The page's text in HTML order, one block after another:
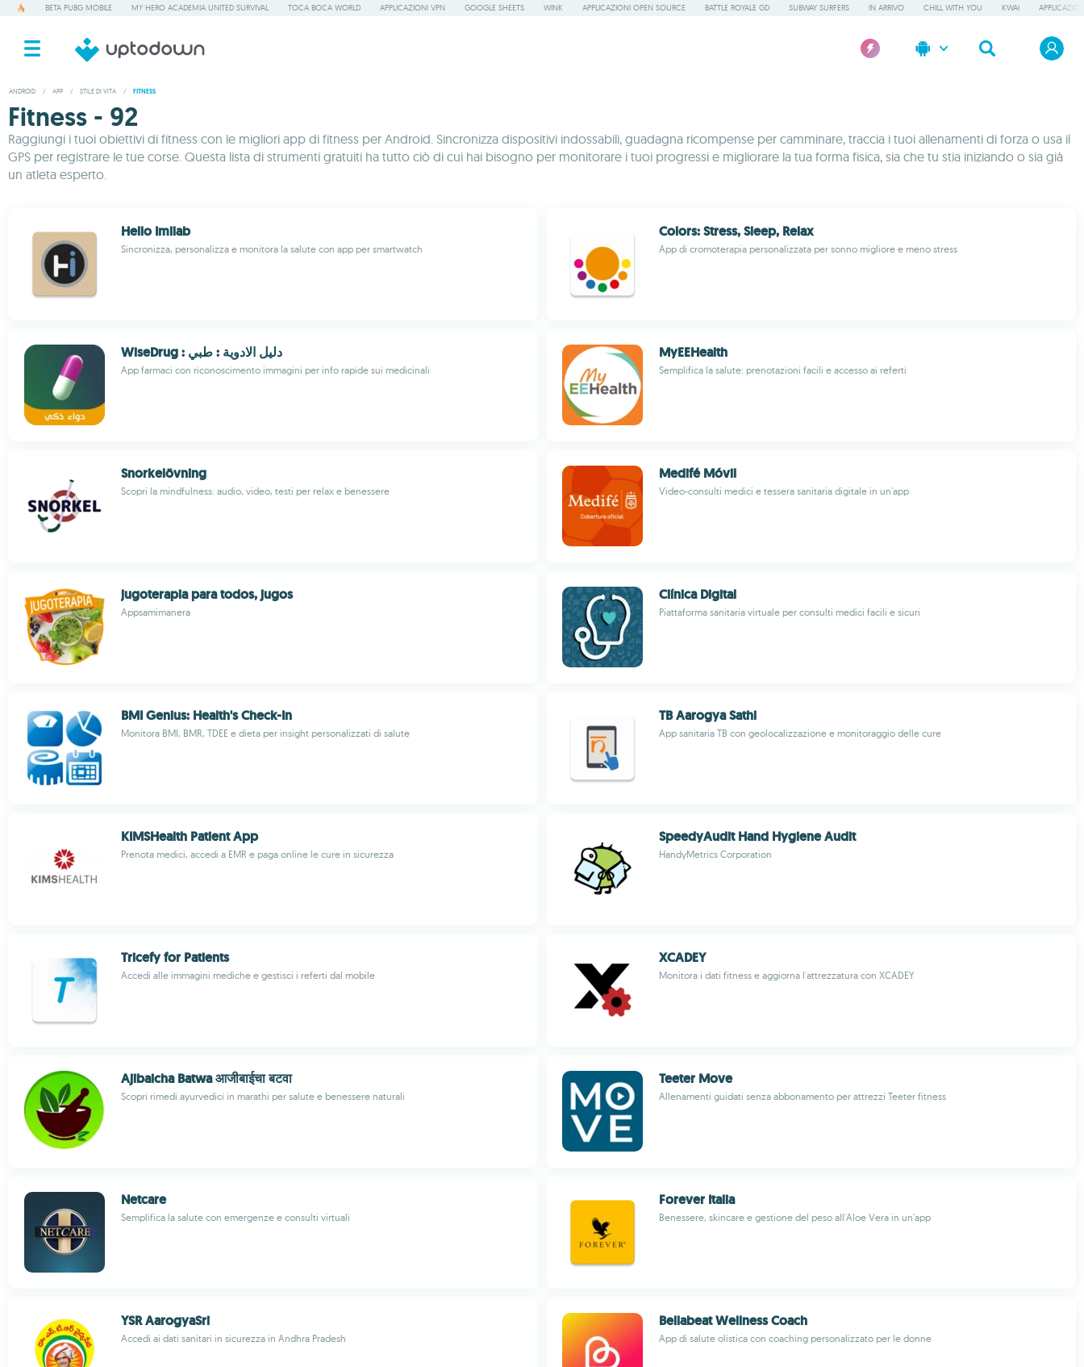
BETA PUBG MOBILE MY HERO ACADEMIA UNITED SURVIVAL TOCA BOCA WORLD APPLICAZIONI VPN GOOGLE SHEETS WINK APPLICAZIONI OPEN SOURCE BATTLE ROYALE GD SUBWAY SURFERS IN ARRIVO CHILL WITH YOU KWAI
ANDROID / APP / STILE DI VITA / FITNESS
Fitness - 92
Raggiungi i tuoi obiettivi di fitness con le migliori app di fitness per Android. Sincronizza dispositivi indossabili, guadagna ricompense per camminare, traccia i tuoi allenamenti di forza o usa il
GPS per registrare le tue corse. Questa lista di strumenti gratuiti ha tutto ciò di cui hai bisogno per monitorare i tuoi progressi e migliorare la tua forma fisica, sia che tu stia iniziando o sia già
un atleta esperto.
Hello Imilab
Sincronizza, personalizza e monitora la salute con app per smartwatch
Colors: Stress, Sleep, Relax
App di cromoterapia personalizzata per sonno migliore e meno stress
WiseDrug : دليل الادوية : طبي
App farmaci con riconoscimento immagini per info rapide sui medicinali
MyEEHealth
Semplifica la salute: prenotazioni facili e accesso ai referti
Snorkelövning
Scopri la mindfulness: audio, video, testi per relax e benessere
Medifé Móvil
Video-consulti medici e tessera sanitaria digitale in un'app
jugoterapia para todos, jugos
Appsamimanera
Clínica Digital
Piattaforma sanitaria virtuale per consulti medici facili e sicuri
BMI Genius: Health's Check-In
Monitora BMI, BMR, TDEE e dieta per insight personalizzati di salute
TB Aarogya Sathi
App sanitaria TB con geolocalizzazione e monitoraggio delle cure
KIMSHealth Patient App
Prenota medici, accedi a EMR e paga online le cure in sicurezza
SpeedyAudit Hand Hygiene Audit
HandyMetrics Corporation
Tricefy for Patients
Accedi alle immagini mediche e gestisci i referti dal mobile
XCADEY
Monitora i dati fitness e aggiorna l'attrezzatura con XCADEY
Ajibaicha Batwa आजीबाईचा बटवा
Scopri rimedi ayurvedici in marathi per salute e benessere naturali
Teeter Move
Allenamenti guidati senza abbonamento per attrezzi Teeter fitness
Netcare
Semplifica la salute con emergenze e consulti virtuali
Forever Italia
Benessere, skincare e gestione del peso all'Aloe Vera in un'app
YSR AarogyaSri
Accedi ai dati sanitari in sicurezza in Andhra Pradesh
Bellabeat Wellness Coach
App di salute olistica con coaching personalizzato per le donne